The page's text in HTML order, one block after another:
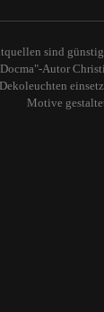
sind
Autor
Motive